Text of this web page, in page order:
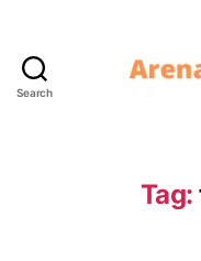
Search
Tag: